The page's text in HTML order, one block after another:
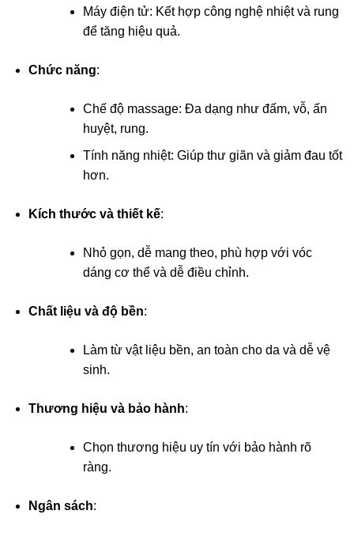
Máy điện tử: Kết hợp công nghệ nhiệt và rung
để tăng hiệu quả.
Chức năng:
Chế độ massage: Đa dạng như đấm, vỗ, ấn
huyệt, rung.
Tính năng nhiệt: Giúp thư giãn và giảm đau tốt
hơn.
Kích thước và thiết kế:
Nhỏ gọn, dễ mang theo, phù hợp với vóc
dáng cơ thể và dễ điều chỉnh.
Chất liệu và độ bền:
Làm từ vật liệu bền, an toàn cho da và dễ vệ
sinh.
Thương hiệu và bảo hành:
Chọn thương hiệu uy tín với bảo hành rõ
ràng.
Ngân sách: